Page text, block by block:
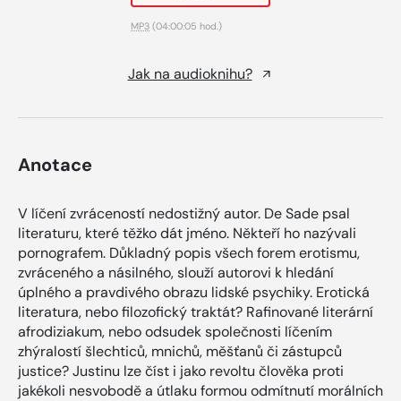
MP3 (04:00:05 hod.)
Jak na audioknihu?
Anotace
V líčení zvráceností nedostižný autor. De Sade psal
literaturu, které těžko dát jméno. Někteří ho nazývali
pornografem. Důkladný popis všech forem erotismu,
zvráceného a násilného, slouží autorovi k hledání
úplného a pravdivého obrazu lidské psychiky. Erotická
literatura, nebo filozofický traktát? Rafinované literární
afrodiziakum, nebo odsudek společnosti líčením
zhýralostí šlechticů, mnichů, měšťanů či zástupců
justice? Justinu lze číst i jako revoltu člověka proti
jakékoli nesvobodě a útlaku formou odmítnutí morálních